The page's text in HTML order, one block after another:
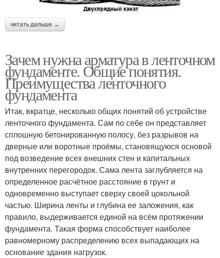
читать дальше →
Зачем нужна арматура в ленточном
фундаменте. Общие понятия.
Преимущества ленточного
фундамента
Итак, вкратце, несколько общих понятий об устройстве
ленточного фундамента. Сам по себе он представляет
сплошную бетонированную полосу, без разрывов на
дверные или воротные проёмы, становящуюся основой
под возведение всех внешних стен и капитальных
внутренних перегородок. Сама лента заглубляется на
определенное расчётное расстояние в грунт и
одновременно выступает сверху своей цокольной
частью. Ширина ленты и глубина ее заложения, как
правило, выдерживается единой на всём протяжении
фундамента. Такая форма способствует наиболее
равномерному распределению всех выпадающих на
основание здания нагрузок.